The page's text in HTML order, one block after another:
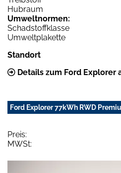
Hubraum
Umweltnormen:
Schadstoffklasse
Umweltplakette
Standort
Details zum Ford Explorer
Ford Explorer 77kWh RWD
Preis:
MWSt: